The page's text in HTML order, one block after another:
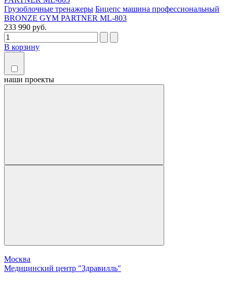
Грузоблочные тренажеры Бицепс машина профессиональный
BRONZE GYM PARTNER ML-803
233 990 руб.
В корзину
наши проекты
Москва
Медицинский центр "Здравилль"